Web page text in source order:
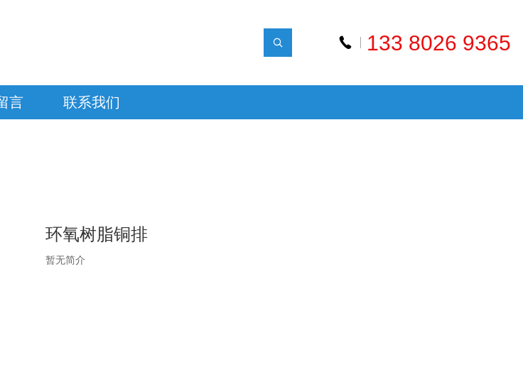
133 8026 9365
言 联系我们
环氧树脂铜排
暂无简介